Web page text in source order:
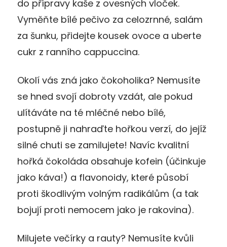
do přípravy kaše z ovesných vloček.
Vyměňte bílé pečivo za celozrnné, salám
za šunku, přidejte kousek ovoce a uberte
cukr z ranního cappuccina.
Okolí vás zná jako čokoholika? Nemusíte
se hned svojí dobroty vzdát, ale pokud
ulítáváte na té mléčné nebo bílé,
postupně ji nahraďte hořkou verzí, do jejíž
silné chuti se zamilujete! Navíc kvalitní
hořká čokoláda obsahuje kofein (účinkuje
jako káva!) a flavonoidy, které působí
proti škodlivým volným radikálům (a tak
bojují proti nemocem jako je rakovina).
Milujete večírky a rauty? Nemusíte kvůli